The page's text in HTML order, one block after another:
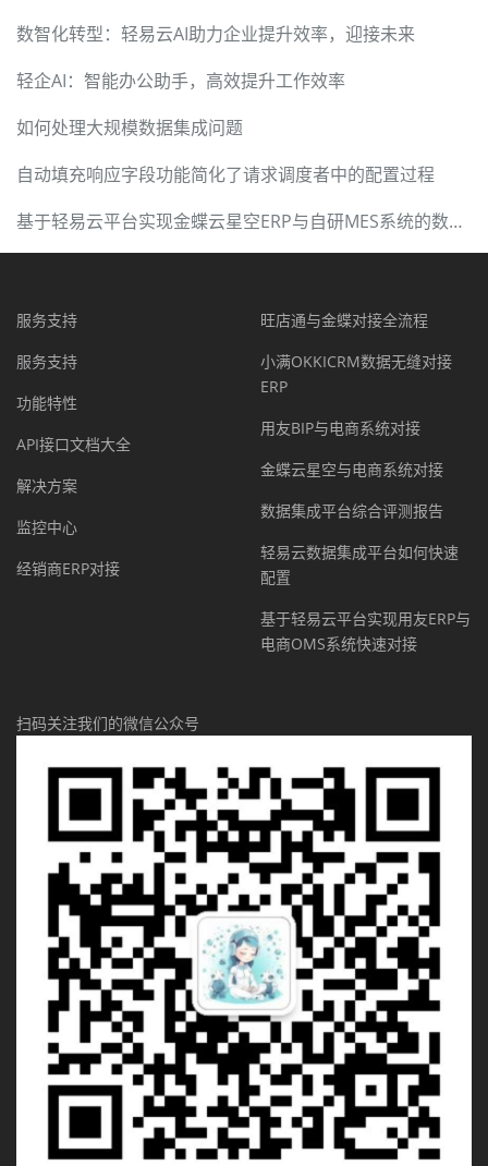
数智化转型：轻易云AI助力企业提升效率，迎接未来
轻企AI：智能办公助手，高效提升工作效率
如何处理大规模数据集成问题
自动填充响应字段功能简化了请求调度者中的配置过程
基于轻易云平台实现金蝶云星空ERP与自研MES系统的数据集成
服务支持
服务支持
功能特性
API接口文档大全
解决方案
监控中心
经销商ERP对接
旺店通与金蝶对接全流程
小满OKKICRM数据无缝对接
ERP
用友BIP与电商系统对接
金蝶云星空与电商系统对接
数据集成平台综合评测报告
轻易云数据集成平台如何快速
配置
基于轻易云平台实现用友ERP与
电商OMS系统快速对接
扫码关注我们的微信公众号